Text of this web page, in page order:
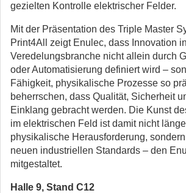
gezielten Kontrolle elektrischer Felder.
Mit der Präsentation des Triple Master
Print4All zeigt Enulec, dass Innovation
Veredelungsbranche nicht allein durch
oder Automatisierung definiert wird –
Fähigkeit, physikalische Prozesse so
beherrschen, dass Qualität, Sicherheit
Einklang gebracht werden. Die Kunst
im elektrischen Feld ist damit nicht
physikalische Herausforderung,
neuen industriellen Standards – den
mitgestaltet.
Halle 9, Stand C12